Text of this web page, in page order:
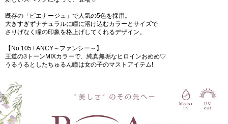
既存の「ピエナージュ」で人気の5色を採用。
大きすぎずナチュラルに瞳に溶け込むカラーとサイズで
さりげなく瞳の印象を格上げしてくれるデザイン。
【No.105 FANCY～ファンシー～】
王道の3トーンMIXカラーで、純真無垢なヒロインおめめ♡
うるうるとしたちゅるん瞳は女の子のマストアイテム!